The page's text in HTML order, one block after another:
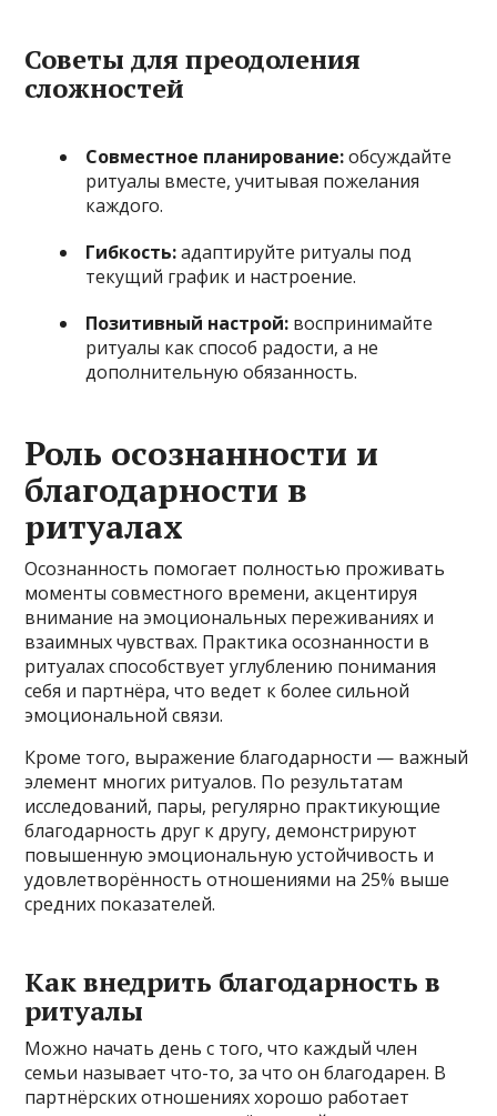
Советы для преодоления
сложностей
Совместное планирование:обсуждайте
ритуалы вместе, учитывая пожелания
каждого.
Гибкость:адаптируйте ритуалы под
текущий график и настроение.
Позитивный настрой: воспринимайте
ритуалы как способ радости, а не
дополнительную обязанность.
Роль осознанности и
благодарности в
ритуалах
Осознанность помогает полностью проживать
моменты совместного времени, акцентируя
внимание на эмоциональных переживаниях и
взаимных чувствах. Практика осознанности в
ритуалах способствует углублению понимания
себя и партнёра, что ведет к более сильной
эмоциональной связи.
Кроме того, выражение благодарности — важный
элемент многих ритуалов. По результатам
исследований, пары, регулярно практикующие
благодарность друг к другу, демонстрируют
повышенную эмоциональную устойчивость и
удовлетворённость отношениями на 25% выше
средних показателей.
Как внедрить благодарность в
ритуалы
Можно начать день с того, что каждый член
семьи называет что-то, за что он благодарен. В
партнёрских отношениях хорошо работает